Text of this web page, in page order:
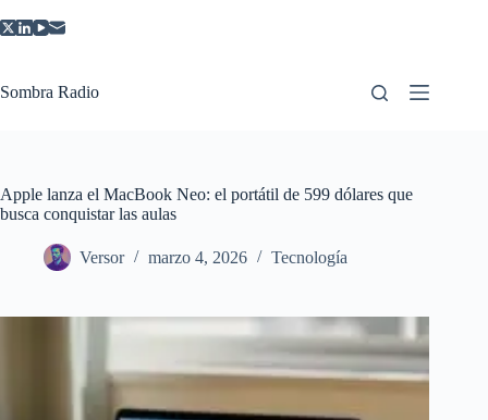
al
Sombra Radio
Apple lanza el MacBook Neo: el portátil de 599 dólares que
busca conquistar las aulas
Versor marzo 4, 2026 Tecnología